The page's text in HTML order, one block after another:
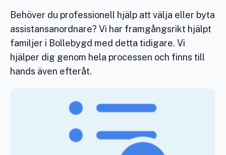
Behöver du professionell hjälp att välja eller byta
assistansanordnare? Vi har framgångsrikt hjälpt
familjer i Bollebygd med detta tidigare. Vi
hjälper dig genom hela processen och finns till
hands även efteråt.